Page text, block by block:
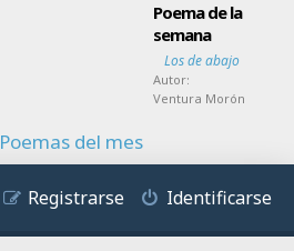
Poema de la
semana
Los de abajo
Autor:
Ventura Morón
Poemas del mes
Identificarse
Registrarse